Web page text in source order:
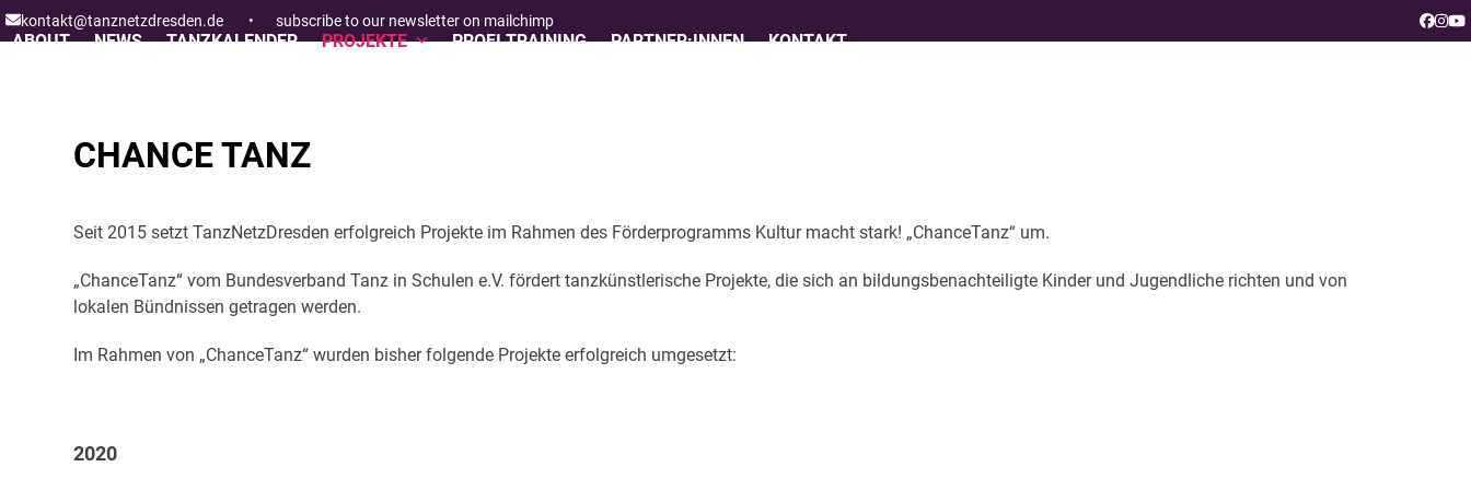
Skip
to
kontakt@tanznetzdresden.de • subscribe to our newsletter on mailchimp
ABOUT NEWS TANZKALENDER PROJEKTE PROFI TRAINING PARTNER:INNEN KONTAKT
CHANCE TANZ
Seit 2015 setzt TanzNetzDresden erfolgreich Projekte im Rahmen des Förderprogramms Kultur macht stark! „ChanceTanz“ um.
„ChanceTanz“ vom Bundesverband Tanz in Schulen e.V. fördert tanzkünstlerische Projekte, die sich an bildungsbenachteiligte Kinder und Jugendliche richten und von
lokalen Bündnissen getragen werden.
Im Rahmen von „ChanceTanz“ wurden bisher folgende Projekte erfolgreich umgesetzt:
2020